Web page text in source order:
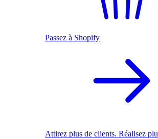
Passez à Shopify
Attirez plus de clients. Réalisez